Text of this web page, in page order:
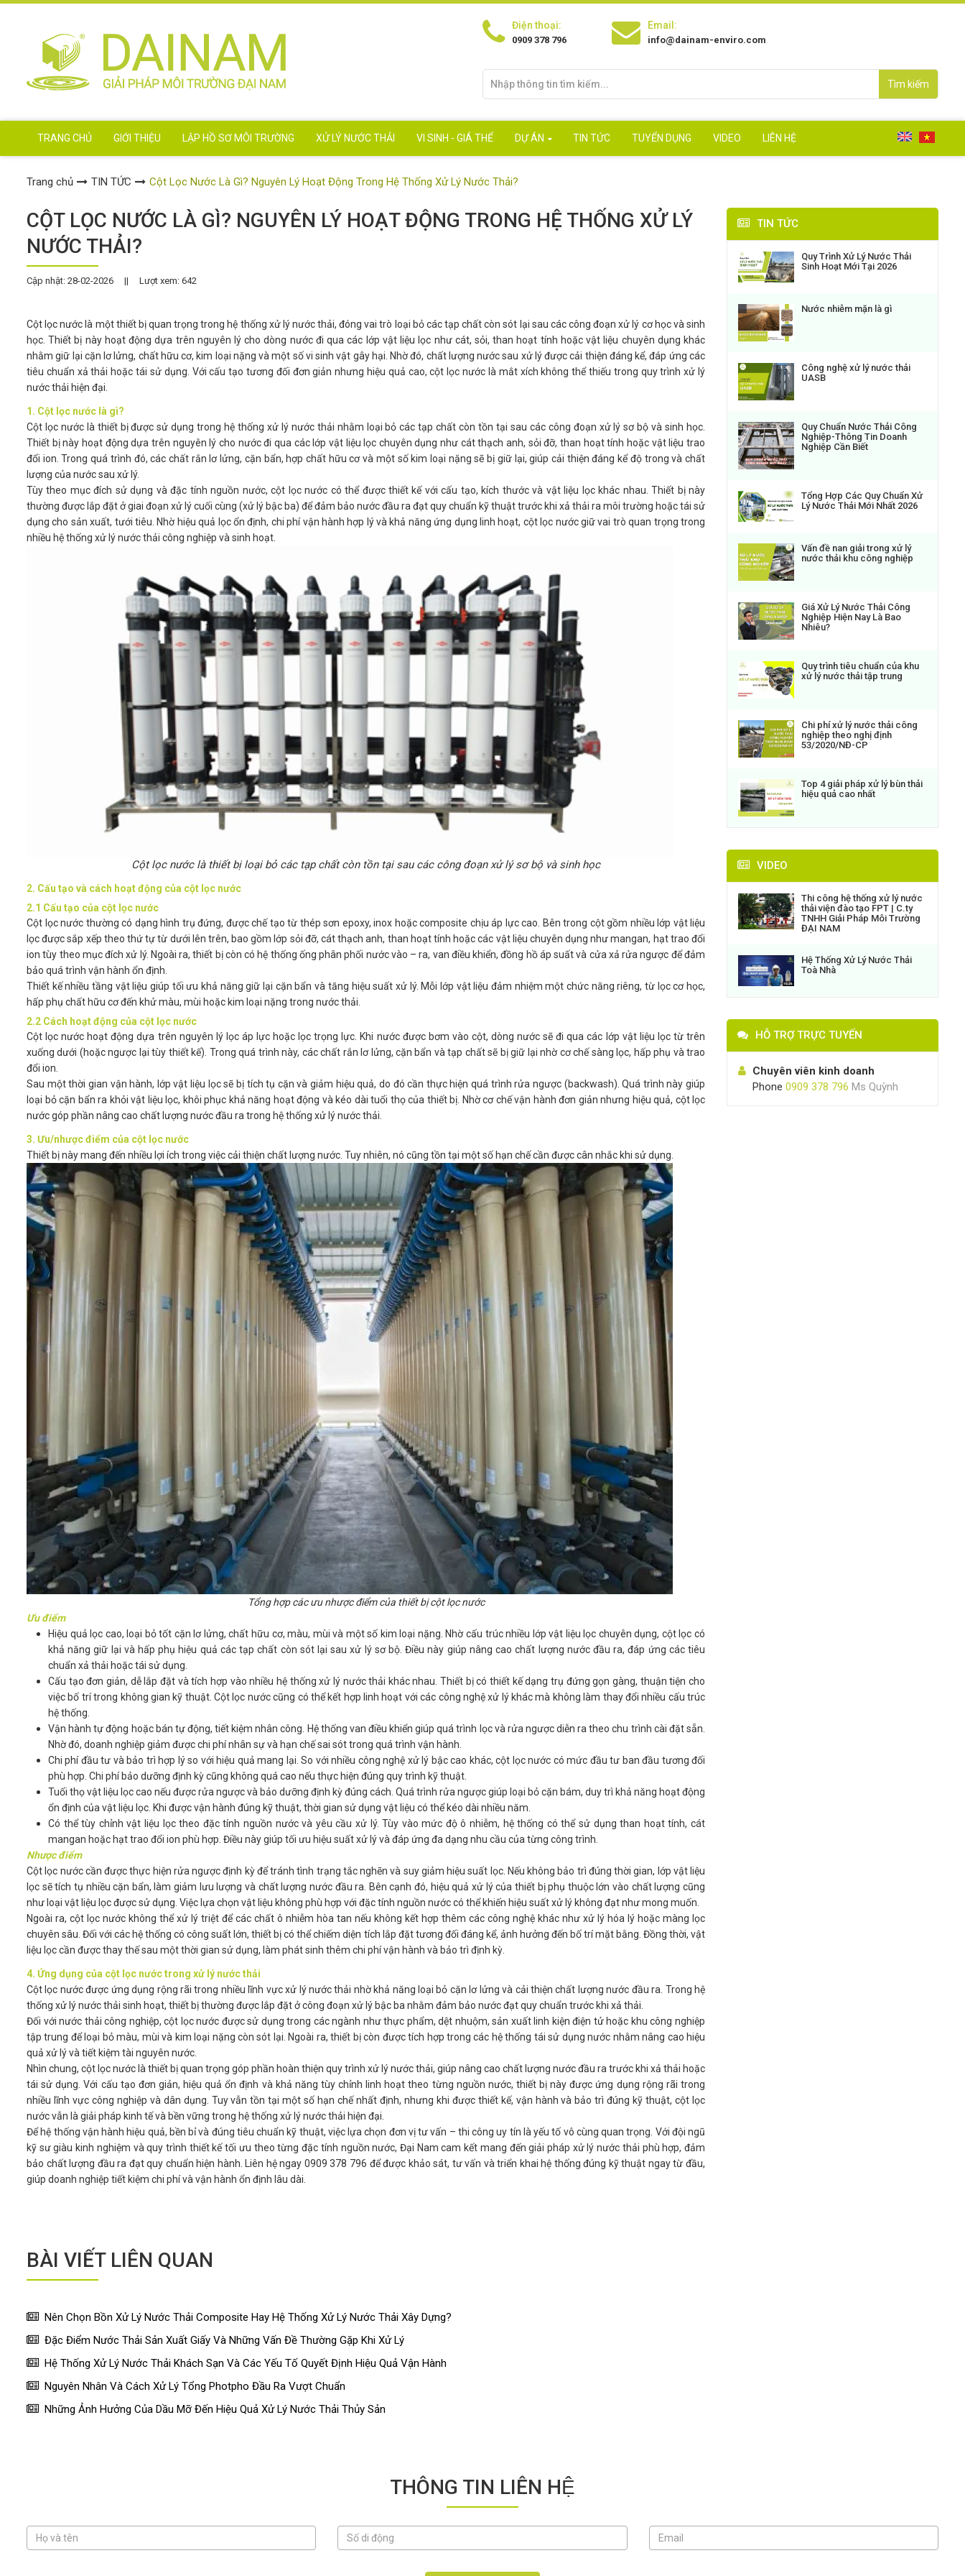
Điện thoại:
0909 378 796
Email:
info@dainam-enviro.com
Tìm kiếm
TRANG CHỦ GIỚI THIỆU LẬP HỒ SƠ MÔI TRƯỜNG XỬ LÝ NƯỚC THẢI VI SINH - GIÁ THỂ DỰ ÁN TIN TỨC TUYỂN DỤNG VIDEO LIÊN HỆ
Trang chủ TIN TỨC Cột Lọc Nước Là Gì? Nguyên Lý Hoạt Động Trong Hệ Thống Xử Lý Nước Thải?
CỘT LỌC NƯỚC LÀ GÌ? NGUYÊN LÝ HOẠT ĐỘNG TRONG HỆ THỐNG XỬ LÝ
NƯỚC THẢI?
Cập nhật: 28-02-2026 || Lượt xem: 642
Cột lọc nước là một thiết bị quan trọng trong hệ thống xử lý nước thải, đóng vai trò loại bỏ các tạp chất còn sót lại sau các công đoạn xử lý cơ học và sinh
học. Thiết bị này hoạt động dựa trên nguyên lý cho dòng nước đi qua các lớp vật liệu lọc như cát, sỏi, than hoạt tính hoặc vật liệu chuyên dụng khác
nhằm giữ lại cặn lơ lửng, chất hữu cơ, kim loại nặng và một số vi sinh vật gây hại. Nhờ đó, chất lượng nước sau xử lý được cải thiện đáng kể, đáp ứng các
tiêu chuẩn xả thải hoặc tái sử dụng. Với cấu tạo tương đối đơn giản nhưng hiệu quả cao, cột lọc nước là mắt xích không thể thiếu trong quy trình xử lý
nước thải hiện đại.
1. Cột lọc nước là gì?
Cột lọc nước là thiết bị được sử dụng trong hệ thống xử lý nước thải nhằm loại bỏ các tạp chất còn tồn tại sau các công đoạn xử lý sơ bộ và sinh học.
Thiết bị này hoạt động dựa trên nguyên lý cho nước đi qua các lớp vật liệu lọc chuyên dụng như cát thạch anh, sỏi đỡ, than hoạt tính hoặc vật liệu trao
đổi ion. Trong quá trình đó, các chất rắn lơ lửng, cặn bẩn, hợp chất hữu cơ và một số kim loại nặng sẽ bị giữ lại, giúp cải thiện đáng kể độ trong và chất
lượng của nước sau xử lý.
Tùy theo mục đích sử dụng và đặc tính nguồn nước, cột lọc nước có thể được thiết kế với cấu tạo, kích thước và vật liệu lọc khác nhau. Thiết bị này
thường được lắp đặt ở giai đoạn xử lý cuối cùng (xử lý bậc ba) để đảm bảo nước đầu ra đạt quy chuẩn kỹ thuật trước khi xả thải ra môi trường hoặc tái sử
dụng cho sản xuất, tưới tiêu. Nhờ hiệu quả lọc ổn định, chi phí vận hành hợp lý và khả năng ứng dụng linh hoạt, cột lọc nước giữ vai trò quan trọng trong
nhiều hệ thống xử lý nước thải công nghiệp và sinh hoạt.
Cột lọc nước là thiết bị loại bỏ các tạp chất còn tồn tại sau các công đoạn xử lý sơ bộ và sinh học
2. Cấu tạo và cách hoạt động của cột lọc nước
2.1 Cấu tạo của cột lọc nước
Cột lọc nước thường có dạng hình trụ đứng, được chế tạo từ thép sơn epoxy, inox hoặc composite chịu áp lực cao. Bên trong cột gồm nhiều lớp vật liệu
lọc được sắp xếp theo thứ tự từ dưới lên trên, bao gồm lớp sỏi đỡ, cát thạch anh, than hoạt tính hoặc các vật liệu chuyên dụng như mangan, hạt trao đổi
ion tùy theo mục đích xử lý. Ngoài ra, thiết bị còn có hệ thống ống phân phối nước vào – ra, van điều khiển, đồng hồ áp suất và cửa xả rửa ngược để đảm
bảo quá trình vận hành ổn định.
Thiết kế nhiều tầng vật liệu giúp tối ưu khả năng giữ lại cặn bẩn và tăng hiệu suất xử lý. Mỗi lớp vật liệu đảm nhiệm một chức năng riêng, từ lọc cơ học,
hấp phụ chất hữu cơ đến khử màu, mùi hoặc kim loại nặng trong nước thải.
2.2 Cách hoạt động của cột lọc nước
Cột lọc nước hoạt động dựa trên nguyên lý lọc áp lực hoặc lọc trọng lực. Khi nước được bơm vào cột, dòng nước sẽ đi qua các lớp vật liệu lọc từ trên
xuống dưới (hoặc ngược lại tùy thiết kế). Trong quá trình này, các chất rắn lơ lửng, cặn bẩn và tạp chất sẽ bị giữ lại nhờ cơ chế sàng lọc, hấp phụ và trao
đổi ion.
Sau một thời gian vận hành, lớp vật liệu lọc sẽ bị tích tụ cặn và giảm hiệu quả, do đó cần thực hiện quá trình rửa ngược (backwash). Quá trình này giúp
loại bỏ cặn bẩn ra khỏi vật liệu lọc, khôi phục khả năng hoạt động và kéo dài tuổi thọ của thiết bị. Nhờ cơ chế vận hành đơn giản nhưng hiệu quả, cột lọc
nước góp phần nâng cao chất lượng nước đầu ra trong hệ thống xử lý nước thải.
3. Ưu/nhược điểm của cột lọc nước
Thiết bị này mang đến nhiều lợi ích trong việc cải thiện chất lượng nước. Tuy nhiên, nó cũng tồn tại một số hạn chế cần được cân nhắc khi sử dụng.
Tổng hợp các ưu nhược điểm của thiết bị cột lọc nước
Ưu điểm
Hiệu quả lọc cao, loại bỏ tốt cặn lơ lửng, chất hữu cơ, màu, mùi và một số kim loại nặng. Nhờ cấu trúc nhiều lớp vật liệu lọc chuyên dụng, cột lọc có
khả năng giữ lại và hấp phụ hiệu quả các tạp chất còn sót lại sau xử lý sơ bộ. Điều này giúp nâng cao chất lượng nước đầu ra, đáp ứng các tiêu
chuẩn xả thải hoặc tái sử dụng.
Cấu tạo đơn giản, dễ lắp đặt và tích hợp vào nhiều hệ thống xử lý nước thải khác nhau. Thiết bị có thiết kế dạng trụ đứng gọn gàng, thuận tiện cho
việc bố trí trong không gian kỹ thuật. Cột lọc nước cũng có thể kết hợp linh hoạt với các công nghệ xử lý khác mà không làm thay đổi nhiều cấu trúc
hệ thống.
Vận hành tự động hoặc bán tự động, tiết kiệm nhân công. Hệ thống van điều khiển giúp quá trình lọc và rửa ngược diễn ra theo chu trình cài đặt sẵn.
Nhờ đó, doanh nghiệp giảm được chi phí nhân sự và hạn chế sai sót trong quá trình vận hành.
Chi phí đầu tư và bảo trì hợp lý so với hiệu quả mang lại. So với nhiều công nghệ xử lý bậc cao khác, cột lọc nước có mức đầu tư ban đầu tương đối
phù hợp. Chi phí bảo dưỡng định kỳ cũng không quá cao nếu thực hiện đúng quy trình kỹ thuật.
Tuổi thọ vật liệu lọc cao nếu được rửa ngược và bảo dưỡng định kỳ đúng cách. Quá trình rửa ngược giúp loại bỏ cặn bám, duy trì khả năng hoạt động
ổn định của vật liệu lọc. Khi được vận hành đúng kỹ thuật, thời gian sử dụng vật liệu có thể kéo dài nhiều năm.
Có thể tùy chỉnh vật liệu lọc theo đặc tính nguồn nước và yêu cầu xử lý. Tùy vào mức độ ô nhiễm, hệ thống có thể sử dụng than hoạt tính, cát
mangan hoặc hạt trao đổi ion phù hợp. Điều này giúp tối ưu hiệu suất xử lý và đáp ứng đa dạng nhu cầu của từng công trình.
Nhược điểm
Cột lọc nước cần được thực hiện rửa ngược định kỳ để tránh tình trạng tắc nghẽn và suy giảm hiệu suất lọc. Nếu không bảo trì đúng thời gian, lớp vật liệu
lọc sẽ tích tụ nhiều cặn bẩn, làm giảm lưu lượng và chất lượng nước đầu ra. Bên cạnh đó, hiệu quả xử lý của thiết bị phụ thuộc lớn vào chất lượng cũng
như loại vật liệu lọc được sử dụng. Việc lựa chọn vật liệu không phù hợp với đặc tính nguồn nước có thể khiến hiệu suất xử lý không đạt như mong muốn.
Ngoài ra, cột lọc nước không thể xử lý triệt để các chất ô nhiễm hòa tan nếu không kết hợp thêm các công nghệ khác như xử lý hóa lý hoặc màng lọc
chuyên sâu. Đối với các hệ thống có công suất lớn, thiết bị có thể chiếm diện tích lắp đặt tương đối đáng kể, ảnh hưởng đến bố trí mặt bằng. Đồng thời, vật
liệu lọc cần được thay thế sau một thời gian sử dụng, làm phát sinh thêm chi phí vận hành và bảo trì định kỳ.
4. Ứng dụng của cột lọc nước trong xử lý nước thải
Cột lọc nước được ứng dụng rộng rãi trong nhiều lĩnh vực xử lý nước thải nhờ khả năng loại bỏ cặn lơ lửng và cải thiện chất lượng nước đầu ra. Trong hệ
thống xử lý nước thải sinh hoạt, thiết bị thường được lắp đặt ở công đoạn xử lý bậc ba nhằm đảm bảo nước đạt quy chuẩn trước khi xả thải.
Đối với nước thải công nghiệp, cột lọc nước được sử dụng trong các ngành như thực phẩm, dệt nhuộm, sản xuất linh kiện điện tử hoặc khu công nghiệp
tập trung để loại bỏ màu, mùi và kim loại nặng còn sót lại. Ngoài ra, thiết bị còn được tích hợp trong các hệ thống tái sử dụng nước nhằm nâng cao hiệu
quả xử lý và tiết kiệm tài nguyên nước.
Nhìn chung, cột lọc nước là thiết bị quan trọng góp phần hoàn thiện quy trình xử lý nước thải, giúp nâng cao chất lượng nước đầu ra trước khi xả thải hoặc
tái sử dụng. Với cấu tạo đơn giản, hiệu quả ổn định và khả năng tùy chỉnh linh hoạt theo từng nguồn nước, thiết bị này được ứng dụng rộng rãi trong
nhiều lĩnh vực công nghiệp và dân dụng. Tuy vẫn tồn tại một số hạn chế nhất định, nhưng khi được thiết kế, vận hành và bảo trì đúng kỹ thuật, cột lọc
nước vẫn là giải pháp kinh tế và bền vững trong hệ thống xử lý nước thải hiện đại.
Để hệ thống vận hành hiệu quả, bền bỉ và đúng tiêu chuẩn kỹ thuật, việc lựa chọn đơn vị tư vấn – thi công uy tín là yếu tố vô cùng quan trọng. Với đội ngũ
kỹ sư giàu kinh nghiệm và quy trình thiết kế tối ưu theo từng đặc tính nguồn nước, Đại Nam cam kết mang đến giải pháp xử lý nước thải phù hợp, đảm
bảo chất lượng đầu ra đạt quy chuẩn hiện hành. Liên hệ ngay 0909 378 796 để được khảo sát, tư vấn và triển khai hệ thống đúng kỹ thuật ngay từ đầu,
giúp doanh nghiệp tiết kiệm chi phí và vận hành ổn định lâu dài.
BÀI VIẾT LIÊN QUAN
Nên Chọn Bồn Xử Lý Nước Thải Composite Hay Hệ Thống Xử Lý Nước Thải Xây Dựng?
Đặc Điểm Nước Thải Sản Xuất Giấy Và Những Vấn Đề Thường Gặp Khi Xử Lý
Hệ Thống Xử Lý Nước Thải Khách Sạn Và Các Yếu Tố Quyết Định Hiệu Quả Vận Hành
Nguyên Nhân Và Cách Xử Lý Tổng Photpho Đầu Ra Vượt Chuẩn
Những Ảnh Hưởng Của Dầu Mỡ Đến Hiệu Quả Xử Lý Nước Thải Thủy Sản
TIN TỨC
Quy Trình Xử Lý Nước Thải
Sinh Hoạt Mới Tại 2026
Nước nhiễm mặn là gì
Công nghệ xử lý nước thải
UASB
Quy Chuẩn Nước Thải Công
Nghiệp-Thông Tin Doanh
Nghiệp Cần Biết
Tổng Hợp Các Quy Chuẩn Xử
Lý Nước Thải Mới Nhất 2026
Vấn đề nan giải trong xử lý
nước thải khu công nghiệp
Giá Xử Lý Nước Thải Công
Nghiệp Hiện Nay Là Bao
Nhiêu?
Quy trình tiêu chuẩn của khu
xử lý nước thải tập trung
Chi phí xử lý nước thải công
nghiệp theo nghị định
53/2020/NĐ-CP
Top 4 giải pháp xử lý bùn thải
hiệu quả cao nhất
VIDEO
Thi công hệ thống xử lý nước
thải viện đào tạo FPT | C.ty
TNHH Giải Pháp Môi Trường
ĐẠI NAM
Hệ Thống Xử Lý Nước Thải
Toà Nhà
HỖ TRỢ TRỰC TUYẾN
Chuyên viên kinh doanh
Phone 0909 378 796 Ms Quỳnh
THÔNG TIN LIÊN HỆ